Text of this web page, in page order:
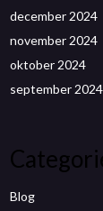
december 2024
november 2024
oktober 2024
september 2024
Blog